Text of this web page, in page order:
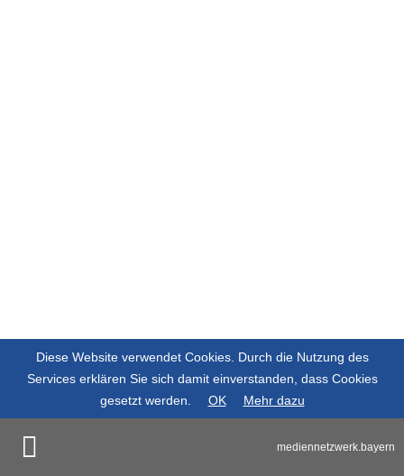
mediennetzwerk.bayern
Diese Website verwendet Cookies. Durch die Nutzung des
Services erklären Sie sich damit einverstanden, dass Cookies
gesetzt werden.
OK Mehr dazu